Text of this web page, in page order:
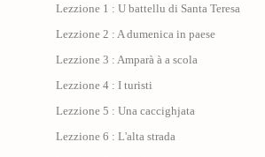
Lezzione 1 : U battellu di Santa Teresa
Lezzione 2 : A dumenica in paese
Lezzione 3 : Amparà à a scola
Lezzione 4 : I turisti
Lezzione 5 : Una caccighjata
Lezzione 6 : L'alta strada